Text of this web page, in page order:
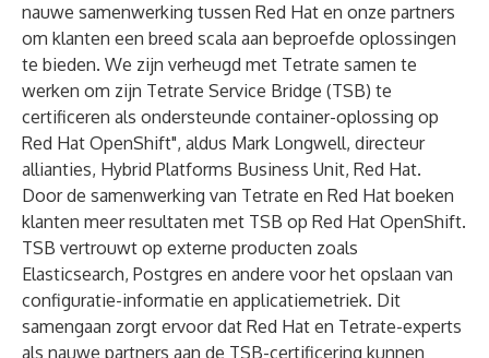
nauwe samenwerking tussen Red Hat en onze partners
om klanten een breed scala aan beproefde oplossingen
te bieden. We zijn verheugd met Tetrate samen te
werken om zijn Tetrate Service Bridge (TSB) te
certificeren als ondersteunde container-oplossing op
Red Hat OpenShift", aldus Mark Longwell, directeur
allianties, Hybrid Platforms Business Unit, Red Hat.
Door de samenwerking van Tetrate en Red Hat boeken
klanten meer resultaten met TSB op Red Hat OpenShift.
TSB vertrouwt op externe producten zoals
Elasticsearch, Postgres en andere voor het opslaan van
configuratie-informatie en applicatiemetriek. Dit
samengaan zorgt ervoor dat Red Hat en Tetrate-experts
als nauwe partners aan de TSB-certificering kunnen